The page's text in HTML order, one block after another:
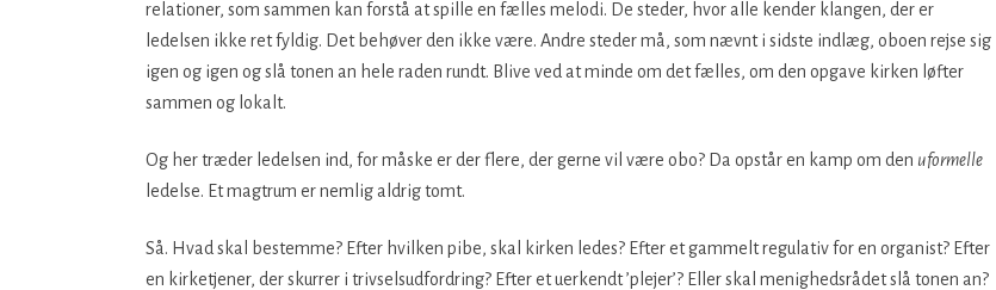
relationer, som sammen kan forstå at spille en fælles melodi. De steder, hvor alle kender klangen, der er
ledelsen ikke ret fyldig. Det behøver den ikke være. Andre steder må, som nævnt i sidste indlæg, oboen rejse sig
igen og igen og slå tonen an hele raden rundt. Blive ved at minde om det fælles, om den opgave kirken løfter
sammen og lokalt.
Og her træder ledelsen ind, for måske er der flere, der gerne vil være obo? Da opstår en kamp om den uformelle
ledelse. Et magtrum er nemlig aldrig tomt.
Så. Hvad skal bestemme? Efter hvilken pibe, skal kirken ledes? Efter et gammelt regulativ for en organist? Efter
en kirketjener, der skurrer i trivselsudfordring? Efter et uerkendt ’plejer’? Eller skal menighedsrådet slå tonen an?